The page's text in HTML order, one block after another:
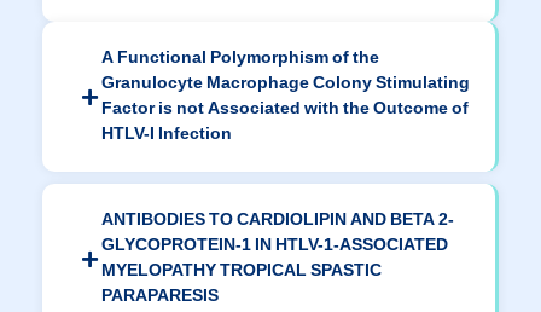
A Functional Polymorphism of the
Granulocyte Macrophage Colony Stimulating
Factor is not Associated with the Outcome of
HTLV-I Infection
ANTIBODIES TO CARDIOLIPIN AND BETA 2-
GLYCOPROTEIN-1 IN HTLV-1-ASSOCIATED
MYELOPATHY TROPICAL SPASTIC
PARAPARESIS